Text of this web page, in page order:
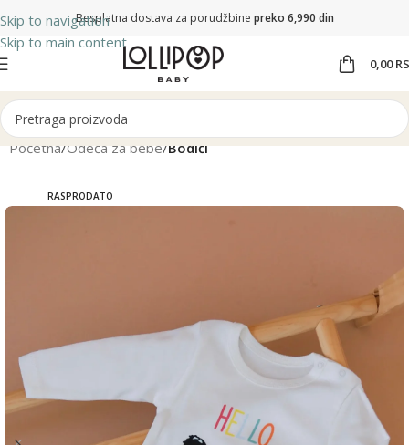
Skip to navigation
Skip to main content
Besplatna dostava za porudžbine preko 6,990 din
0,00
Početna Odeća za bebe Bodići
RASPRODATO